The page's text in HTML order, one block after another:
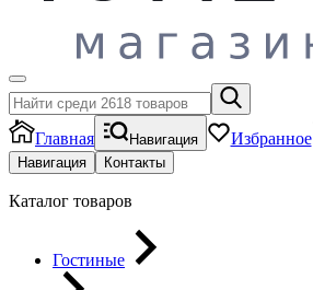
Главная Навигация Избранное
Навигация Контакты
Каталог товаров
Гостиные